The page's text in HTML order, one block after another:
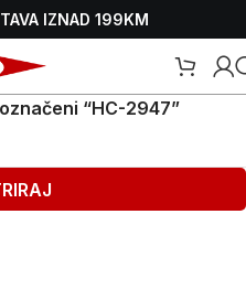
IZNAD 199KM
“HC-2947”